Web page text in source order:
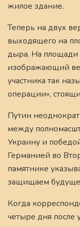
жилое здание.
Теперь на двух
выходящего на
дыра. На площади
изображающий
участника так
операции»,
Путин
между
Украину и
Германией во
памятнике
защищаем
Когда
четыре дня после